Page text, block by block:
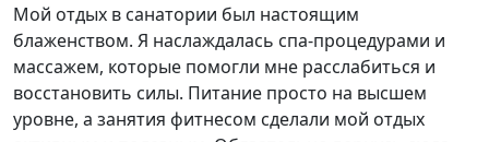
Мой отдых в санатории был настоящим
блаженством. Я наслаждалась спа-процедурами и
массажем, которые помогли мне расслабиться и
восстановить силы. Питание просто на высшем
уровне, а занятия фитнесом сделали мой отдых